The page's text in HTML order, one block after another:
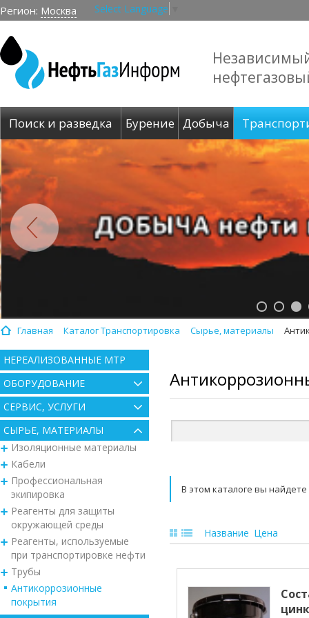
Регион: Москва Select Language
Поиск и разведка Бурение Добыча
Главная Каталог Транспортировка Сырье, материалы
НЕРЕАЛИЗОВАННЫЕ МТР
ОБОРУДОВАНИЕ
СЕРВИС, УСЛУГИ
СЫРЬЕ, МАТЕРИАЛЫ
Изоляционные материалы
Кабели
Профессиональная
экипировка
Реагенты для защиты
окружающей среды
Реагенты, используемые
при транспортировке нефти
Трубы
Антикоррозионные
покрытия
В этом каталоге вы
Название Цена